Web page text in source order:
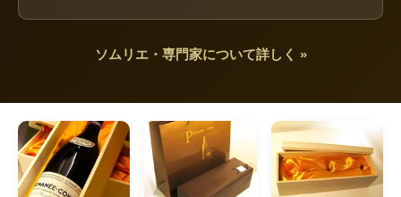
ソムリエ・専門家について詳しく »